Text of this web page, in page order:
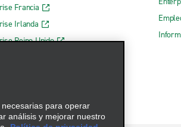
Francia
Irlanda
Reino Unido
para operar
análisis y mejorar nuestro